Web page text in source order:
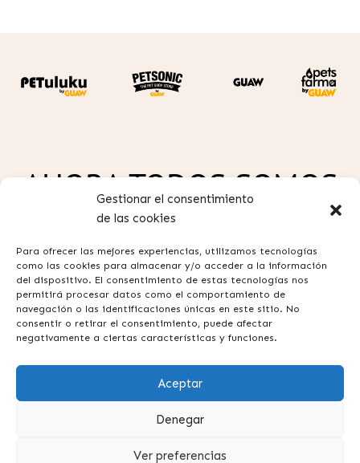
Gestionar el consentimiento
de las cookies
Para ofrecer las mejores experiencias, utilizamos tecnologías
como las cookies para almacenar y/o acceder a la información
del dispositivo. El consentimiento de estas tecnologías nos
permitirá procesar datos como el comportamiento de
navegación o las identificaciones únicas en este sitio. No
consentir o retirar el consentimiento, puede afectar
negativamente a ciertas características y funciones.
Aceptar
Denegar
Ver preferencias
AHORA TODOS SOMOS
GUAW
Política de privacidad
Términos y condiciones
Preguntas frecuentes
Suscripción